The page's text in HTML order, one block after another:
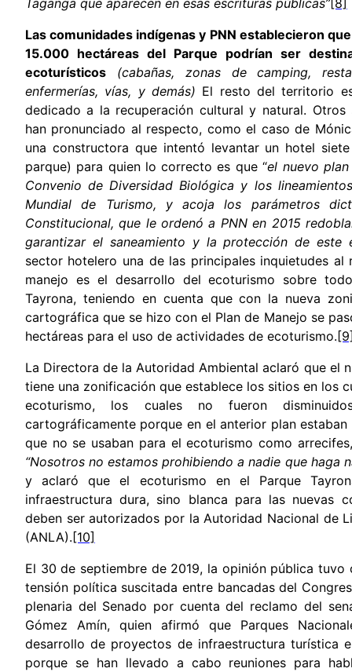
Las comunidades indígenas y PNN establecieron
15.000 hectáreas del Parque podrían ser
ecoturísticos
(cabañas, zonas de camping,
enfermerías, vías, y demás) El resto del territorio
dedicado a la recuperación cultural y natural. Otros
han pronunciado al respecto, como el caso de
una constructora que intentó levantar un hotel
parque) para quien lo correcto es que “el nuevo
Convenio de Diversidad Biológica y los
Mundial de Turismo, y acoja los parámetros
Constitucional, que le ordenó a PNN en 2015
garantizar el saneamiento y la protección de este
sector hotelero una de las principales inquietudes al
manejo es el desarrollo del ecoturismo sobre
Tayrona, teniendo en cuenta que con la nueva
cartográfica que se hizo con el Plan de Manejo se
hectáreas para el uso de actividades de ecoturismo.
La Directora de la Autoridad Ambiental aclaró que el
tiene una zonificación que establece los sitios en los
ecoturismo, los cuales no fueron
cartográficamente porque en el anterior plan estaban
que no se usaban para el ecoturismo como
“Nosotros no estamos prohibiendo a nadie que haga
y aclaró que el ecoturismo en el Parque
infraestructura dura, sino blanca para las nuevas
deben ser autorizados por la Autoridad Nacional de
(ANLA).[10]
El 30 de septiembre de 2019, la opinión pública tuvo
tensión política suscitada entre bancadas del
plenaria del Senado por cuenta del reclamo del
Gómez Amín, quien afirmó que Parques
desarrollo de proyectos de infraestructura turística
porque se han llevado a cabo reuniones para